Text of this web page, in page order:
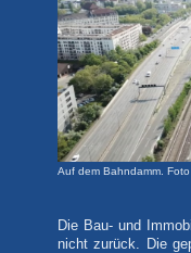
Auf dem Bahndamm.
Die Bau- und
nicht zurück. Die